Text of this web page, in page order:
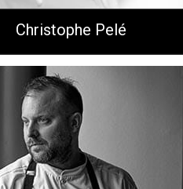
Christophe Pelé